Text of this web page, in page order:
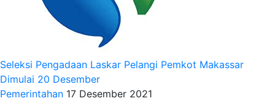
Seleksi Pengadaan Laskar Pelangi Pemkot Makassar
Dimulai 20 Desember
Pemerintahan 17 Desember 2021